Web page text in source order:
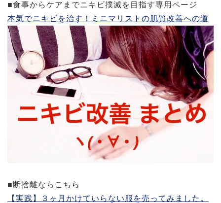
■食事からケアまでニキビ撲滅を目指す専用ページ
本気でニキビを治す！ミニマリストの肌質改善への道
■断捨離ならこちら
【実践】３ヶ月かけていらない服を売ってみました。